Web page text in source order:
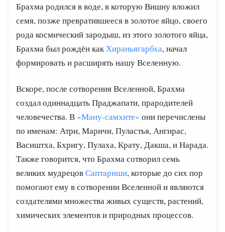
Брахма родился в воде, в которую Вишну вложил
семя, позже превратившееся в золотое яйцо, своего
рода космический зародыш, из этого золотого яйца,
Брахма был рождён какХираньягарбха, начал
формировать и расширять нашу Вселенную.
Вскоре, после сотворения Вселенной, Брахма
создал одиннадцать Праджапати, прародителей
человечества. В «Ману-самхите» они перечислены
по именам: Атри, Маричи, Пуластья, Ангирас,
Васиштха, Бхригу, Пулаха, Крату, Дакша, и Нарада.
Также говорится, что Брахма сотворил семь
великих мудрецовСаптариши, которые до сих пор
помогают ему в сотворении Вселенной и являются
создателями множества живых существ, растений,
химических элементов и природных процессов.